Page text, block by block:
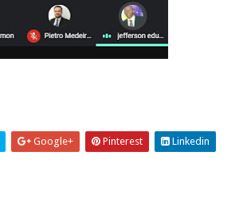
Google+ Pinterest Linkedin